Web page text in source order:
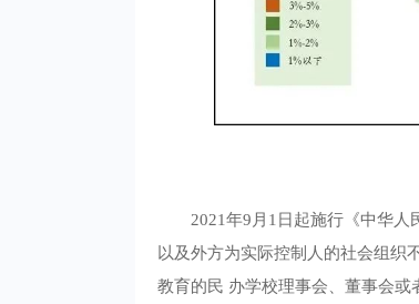
2021年9月1日起施行《中华
以及外方为实际控制人的社会组织
教育的民 办学校理事会、董事会